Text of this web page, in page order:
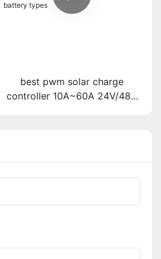
best pwm solar charge
controller 10A~60A 24V/48V